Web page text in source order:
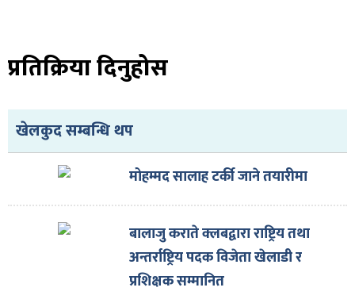
प्रतिक्रिया दिनुहोस
खेलकुद सम्बन्धि थप
मोहम्मद सालाह टर्की जाने तयारीमा
बालाजु कराते क्लबद्वारा राष्ट्रिय तथा
अन्तर्राष्ट्रिय पदक विजेता खेलाडी र
प्रशिक्षक सम्मानित